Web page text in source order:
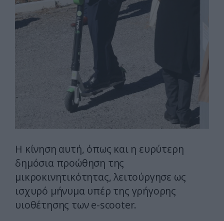
Η κίνηση αυτή, όπως και η ευρύτερη
δημόσια προώθηση της
μικροκινητικότητας, λειτούργησε ως
ισχυρό μήνυμα υπέρ της γρήγορης
υιοθέτησης των e-scooter.